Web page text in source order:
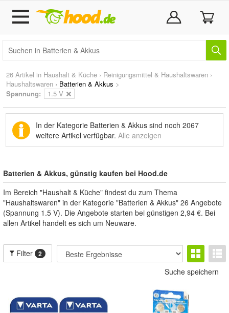
26 Artikel in Haushalt & Küche › Reinigungsmittel & Haushaltswaren ›
Haushaltswaren › Batterien & Akkus >
Spannung:
1.5 V
In der Kategorie Batterien & Akkus sind noch 2067
weitere Artikel verfügbar. Alle anzeigen
Batterien & Akkus, günstig kaufen bei Hood.de
Im Bereich "Haushalt & Küche" findest du zum Thema
"Haushaltswaren" in der Kategorie "Batterien & Akkus" 26 Angebote
(Spannung 1.5 V). Die Angebote starten bei günstigen 2,94 €. Bei
allen Artikel handelt es sich um Neuware.
Filter 2
Suche speichern